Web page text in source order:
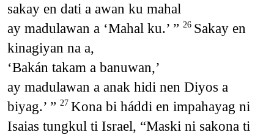
sakay en dati a awan ku mahal
ay madulawan a ‘Mahal ku.’ ” 26 Sakay en
kinagiyan na a,
‘Bakán takam a banuwan,’
ay madulawan a anak hidi nen Diyos a
biyag.’ ” 27 Kona bi háddi en impahayag ni
Isaias tungkul ti Israel, “Maski ni sakona ti